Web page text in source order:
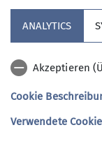
ANALYTICS
Akzeptieren
Cookie
Verwendete